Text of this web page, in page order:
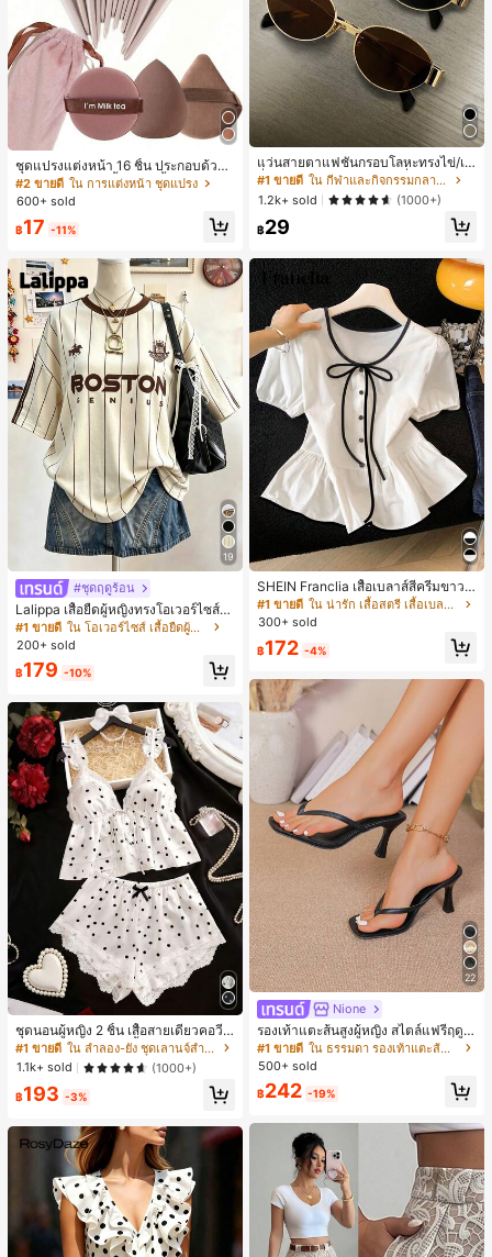
ชุดแปรงแต่งหน้า 16 ชิ้น ประกอบด้วยแ
ปรงแต่งหน้า 13 ชิ้น, ฟองน้ำแต่งหน้ารู
ปหยดน้ำ 1 ชิ้น, แปรงแป้งรองพื้นกลม 1
1 ชิ้น - ชุดคลาสสิก ทำจากขนสังเคราะ
หญิงและเด็กผู้หญิง เหมาะสำหรับฤดูใบ
ไม้ร่วงและฤดูหนาว
#2 ขายดี ใน การแต่งหน้า ชุดแปรง
600+ sold
฿17 -11%
19
#ชุดฤดูร้อน
Lalippa เสื้อยืดผู้หญิงทรงโอเวอร์ไซส์ค
วามยาวกลาง คอกลม ไหล่ตก ลายพิมพ์
ตัวอักษรและลายทางแนวตั้ง สไตล์แฟชั่
นมินิมอล ของขวัญให้เพื่อน
#1 ขายดี
ใน โอเวอร์ไซส์ เสื้อยืดผู้หญิง
200+ sold
฿179 -10%
ชุดนอนผู้หญิง 2 ชิ้น เสื้อสายเดี่ยวคอวีลู
กไม้ พร้อมกางเกงขาสั้นแต่งลูกไม้ แต่ง
โบว์ที่เอว ชุดลำลองผู้หญิงนุ่มสบายน่ารั
ก สไตล์เอสเธติก
#1 ขายดี
ใน ลำลอง-ยัง ชุดเลานจ์สำหรับผู้หญิง
1.1k+ sold
(1000+)
฿193 -3%
แว่นสายตาแฟชั่นกรอบโลหะทรงไข่/เห
ลี่ยมสำหรับผู้หญิง (กรอบครึ่ง), เหมาะ
สำหรับใส่ในชีวิตประจำวันและกิจกรรม
กลางแจ้ง
#1 ขายดี
ใน กีฬาและกิจกรรมกลางแจ้ง
1.2k+ sold
(1000+)
฿29
SHEIN Franclia เสื้อเบลาส์สีครีมขาวนุ่
มนวล เอวรูด, แต่งขอบตัดกัน + โบว์ผูก,
แขนพอง จับคู่กับกระโปรงชายระบาย,
กวัน
#1 ขายดี
ใน น่ารัก เสื้อสตรี เสื้อเบลาส์ & Tee
300+ sold
฿172 -4%
22
Nione
รองเท้าแตะส้นสูงผู้หญิง สไตล์แฟรี่ฤดูร้
อน ส้นบาง แบบคีบ แต่งสายคาดผม รอ
งเท้าแตะชายหาดสำหรับเที่ยวพักผ่อน
แฟชั่นสายไขว้ สำหรับเดทไนท์
#1 ขายดี
ใน ธรรมดา รองเท้าแตะส้นสูงผู้หญิง
500+ sold
฿242 -19%